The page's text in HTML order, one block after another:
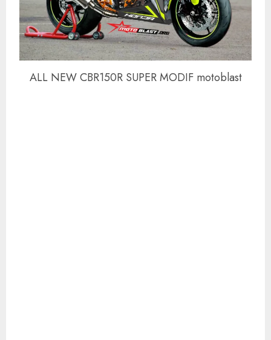
ALL NEW CBR150R SUPER MODIF motoblast